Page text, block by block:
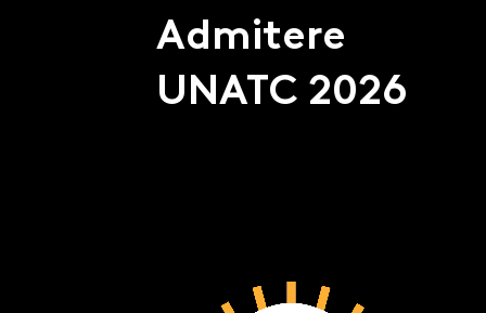
Admitere
UNATC 2026